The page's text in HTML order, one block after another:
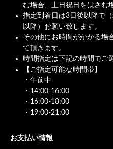
む場合、土日祝日をはさむ
指定到着日は3日後以降で
以降）お願い致します。
その他にお時間がかかる場
て頂きます。
時間指定は下記の時間でご
【ご指定可能な時間帯】
・午前中
・14:00-16:00
・16:00-18:00
・19:00-21:00
お支払い情報